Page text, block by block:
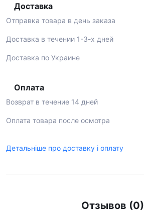
Доставка
Отправка товара в день заказа
Доставка в течении 1-3-х дней
Доставка по Украине
Оплата
Возврат в течение 14 дней
Оплата товара после осмотра
Детальніше про доставку і оплату
Отзывов (0)